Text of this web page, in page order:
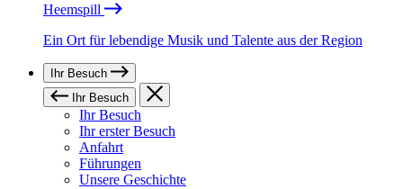
Heemspill
Ein Ort für lebendige Musik und Talente aus der Region
Ihr Besuch
Ihr Besuch
Ihr Besuch
Ihr erster Besuch
Anfahrt
Führungen
Unsere Geschichte